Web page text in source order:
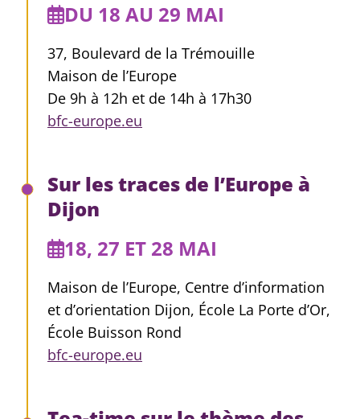
DU 18 AU 29 MAI
37, Boulevard de la Trémouille
Maison de l’Europe
De 9h à 12h et de 14h à 17h30
bfc-europe.eu
Sur les traces de l’Europe à
Dijon
18, 27 ET 28 MAI
Maison de l’Europe, Centre d’information
et d’orientation Dijon, École La Porte d’Or,
École Buisson Rond
bfc-europe.eu